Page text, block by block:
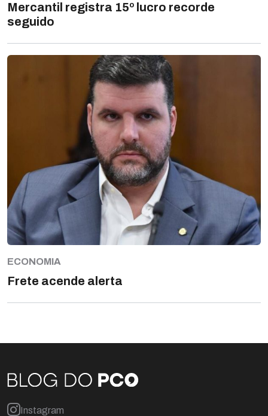
Mercantil registra 15º lucro recorde
seguido
ECONOMIA
Frete acende alerta
Instagram